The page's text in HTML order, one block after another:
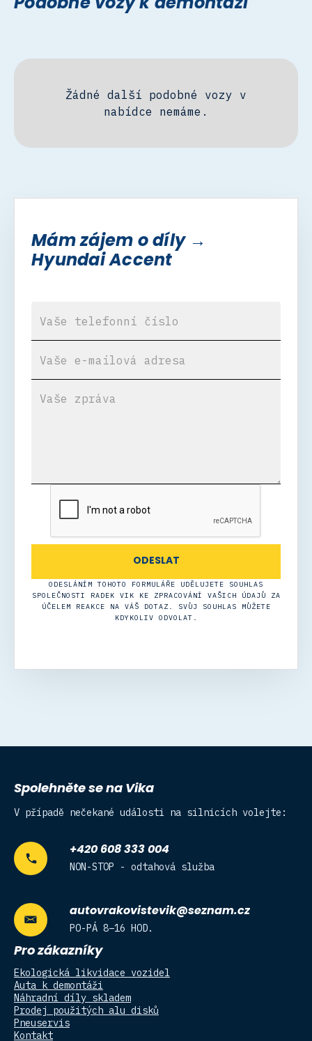
Podobné vozy k demontáži
Žádné další podobné vozy v
nabídce nemáme.
Mám zájem o díly →
Hyundai Accent
ODESLÁNÍM TOHOTO FORMULÁŘE UDĚLUJETE SOUHLAS
SPOLEČNOSTI RADEK VIK KE ZPRACOVÁNÍ VAŠICH ÚDAJŮ ZA
ÚČELEM REAKCE NA VÁŠ DOTAZ. SVŮJ SOUHLAS MŮŽETE
KDYKOLIV ODVOLAT.
Spolehněte se na Vika
V případě nečekané události na silnicích volejte:
+420 608 333 004
NON-STOP - odtahová služba
autovrakovistevik@seznam.cz
PO-PÁ 8–16 HOD.
Pro zákazníky
Ekologická likvidace vozidel
Auta k demontáži
Náhradní díly skladem
Prodej použitých alu disků
Pneuservis
Kontakt